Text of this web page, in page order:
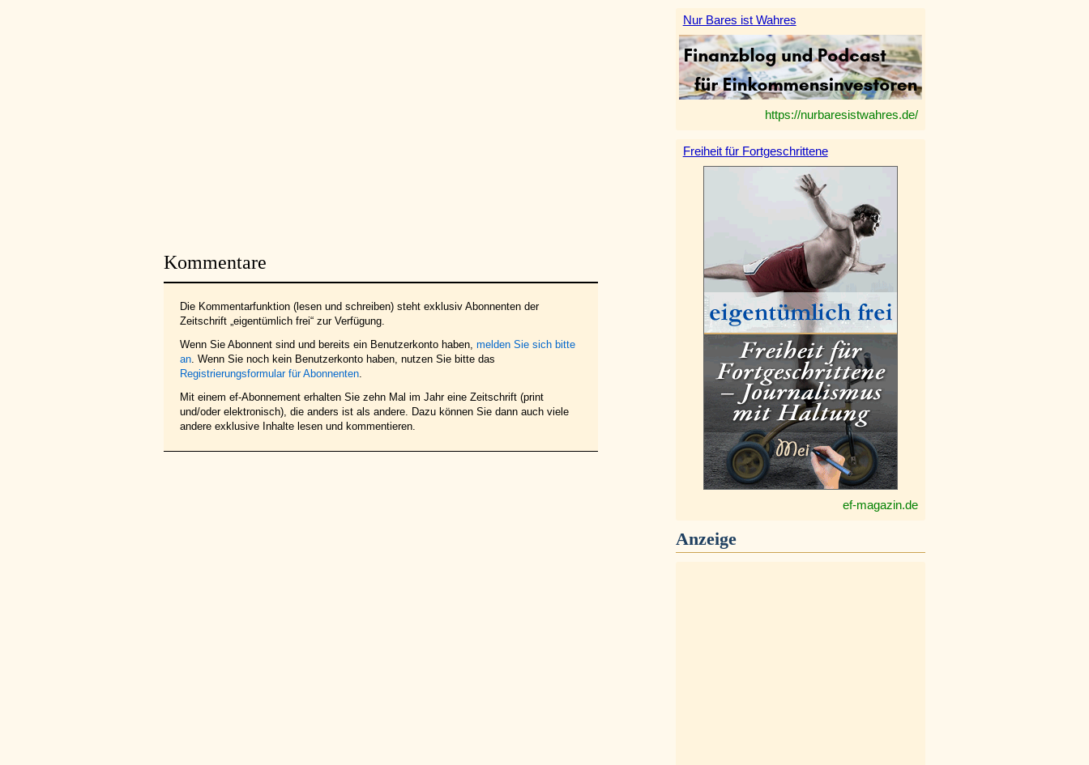
Kommentare
Die Kommentarfunktion (lesen und schreiben) steht exklusiv Abonnenten der
Zeitschrift „eigentümlich frei“ zur Verfügung.
Wenn Sie Abonnent sind und bereits ein Benutzerkonto haben, melden Sie sich bitte
an. Wenn Sie noch kein Benutzerkonto haben, nutzen Sie bitte das
Registrierungsformular für Abonnenten.
Mit einem ef-Abonnement erhalten Sie zehn Mal im Jahr eine Zeitschrift (print
und/oder elektronisch), die anders ist als andere. Dazu können Sie dann auch viele
andere exklusive Inhalte lesen und kommentieren.
Nur Bares ist Wahres
https://nurbaresistwahres.de/
Freiheit für Fortgeschrittene
ef-magazin.de
Anzeige